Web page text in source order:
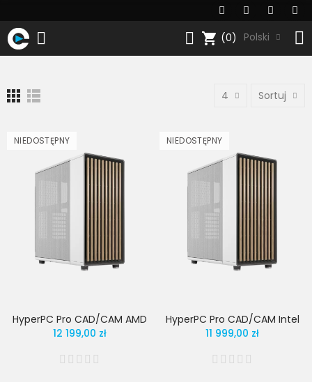
shopping_cart (0) Polski
4 Sortuj
NIEDOSTĘPNY
HyperPC Pro CAD/CAM AMD
12 199,00 zł
NIEDOSTĘPNY
HyperPC Pro CAD/CAM Intel
11 999,00 zł